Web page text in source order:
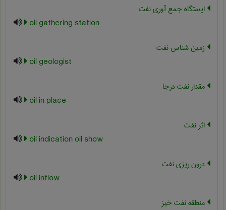
ایستگاه جمع آوری نفت
oil gathering station
زمین شناس نفت
oil geologist
مقدار نفت درجا
oil in place
اثر نفت
oil indication oil show
درون ریزی نفت
oil inflow
منطقه نفت خیز